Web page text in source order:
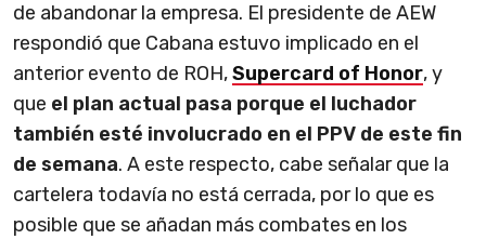
de abandonar la empresa. El presidente de AEW
respondió que Cabana estuvo implicado en el
anterior evento de ROH,Supercard of Honor, y
que el plan actual pasa porque el luchador
también esté involucrado en el PPV de este fin
de semana. A este respecto, cabe señalar que la
cartelera todavía no está cerrada, por lo que es
posible que se añadan más combates en los